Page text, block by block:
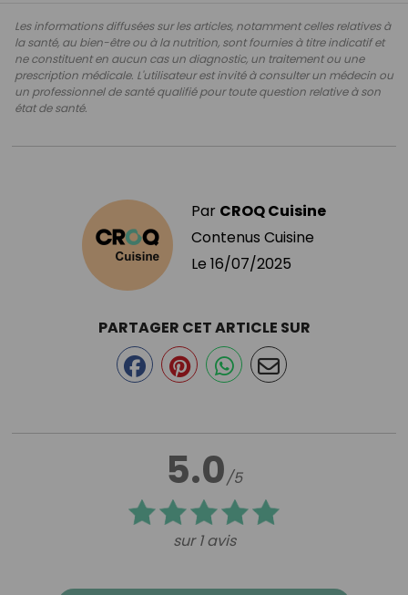
Les informations diffusées sur les articles, notamment celles relatives à
la santé, au bien-être ou à la nutrition, sont fournies à titre indicatif et
ne constituent en aucun cas un diagnostic, un traitement ou une
prescription médicale. L'utilisateur est invité à consulter un médecin ou
un professionnel de santé qualifié pour toute question relative à son
état de santé.
Par CROQ Cuisine
Contenus Cuisine
Le 16/07/2025
5.0/5
sur 1 avis
PARTAGER CET ARTICLE SUR